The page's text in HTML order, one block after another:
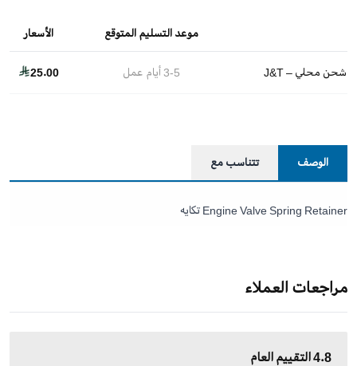
موعد التسليم المتوقع الأسعار
شحن محلي – J&T 3-5أيام عمل 25.00
الوصف تتناسب مع
Engine Valve Spring Retainer تكايه
مراجعات العملاء
4.8التقييم العام